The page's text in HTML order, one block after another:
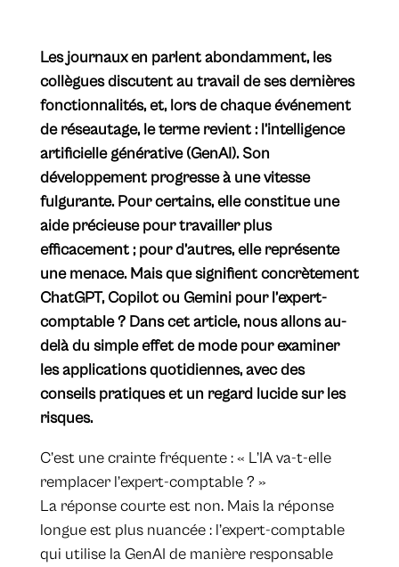
Les journaux en parlent abondamment, les
collègues discutent au travail de ses dernières
fonctionnalités, et, lors de chaque événement
de réseautage, le terme revient : l’intelligence
artificielle générative (GenAI). Son
développement progresse à une vitesse
fulgurante. Pour certains, elle constitue une
aide précieuse pour travailler plus
efficacement ; pour d’autres, elle représente
une menace. Mais que signifient concrètement
ChatGPT, Copilot ou Gemini pour l’expert-
comptable ? Dans cet article, nous allons au-
delà du simple effet de mode pour examiner
les applications quotidiennes, avec des
conseils pratiques et un regard lucide sur les
risques.
C’est une crainte fréquente : « L’IA va-t-elle
remplacer l’expert-comptable ? »
La réponse courte est non. Mais la réponse
longue est plus nuancée : l’expert-comptable
qui utilise la GenAI de manière responsable